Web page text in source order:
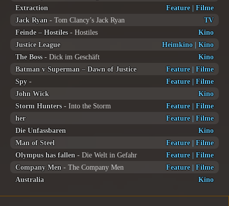
Extraction
Feature| Filme
Jack Ryan - Tom Clancy’s Jack Ryan
TV
Feinde – Hostiles- Hostiles
Kino
Justice League
Heimkino| Kino
The Boss- Dick im Geschäft
Kino
Batman v Superman – Dawn of Justice
Feature| Filme
Spy - Feature| Filme
John Wick
Kino
Storm Hunters- Into the Storm Feature| Filme
her
Feature| Filme
Die Unfassbaren
Kino
Man of Steel
Feature| Filme
Olympus has fallen - Die Welt in Gefahr Feature| Filme
Company Men - The Company Men Feature| Filme
Australia
Kino